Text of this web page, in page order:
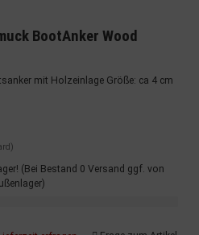
BootAnker Wood
mit Holzeinlage Größe: ca 4 cm
(Bei Bestand 0 Versand ggf. von